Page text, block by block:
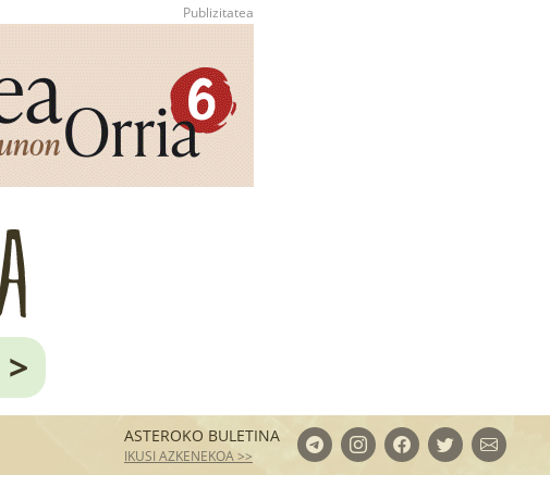
>
ASTEROKO BULETINA
IKUSI AZKENEKOA >>